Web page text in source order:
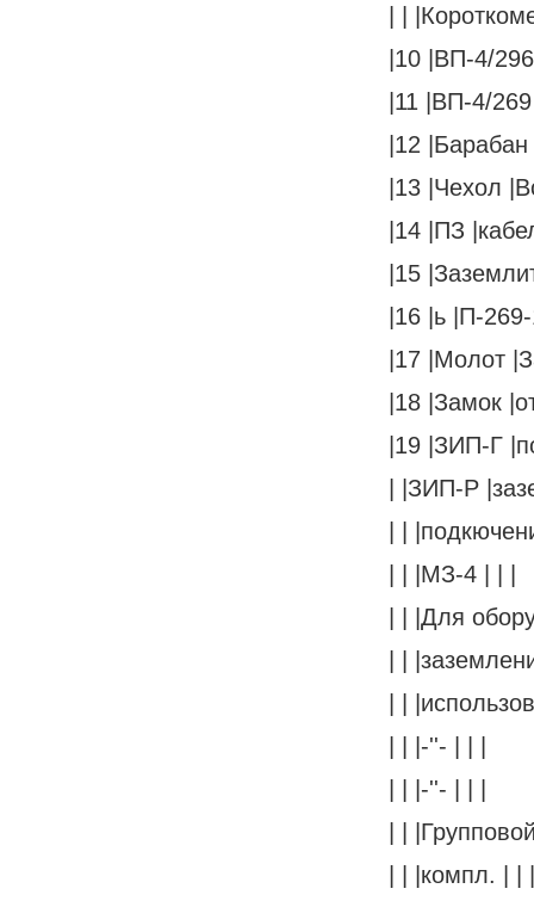
| |
|10 |ВП-4/
|11 |ВП-4/
|12
|13 |Чехол
|14 |ПЗ
|15
|16 |ь |П-
|17 |Молот
|18 |Замок
|19 |ЗИП-Г
| |ЗИП-Р
| |
| | |МЗ-4 | | |
| | |Для
| |
| |
| | |-''- | | |
| | |-''- | | |
| |
| | |компл. | | |